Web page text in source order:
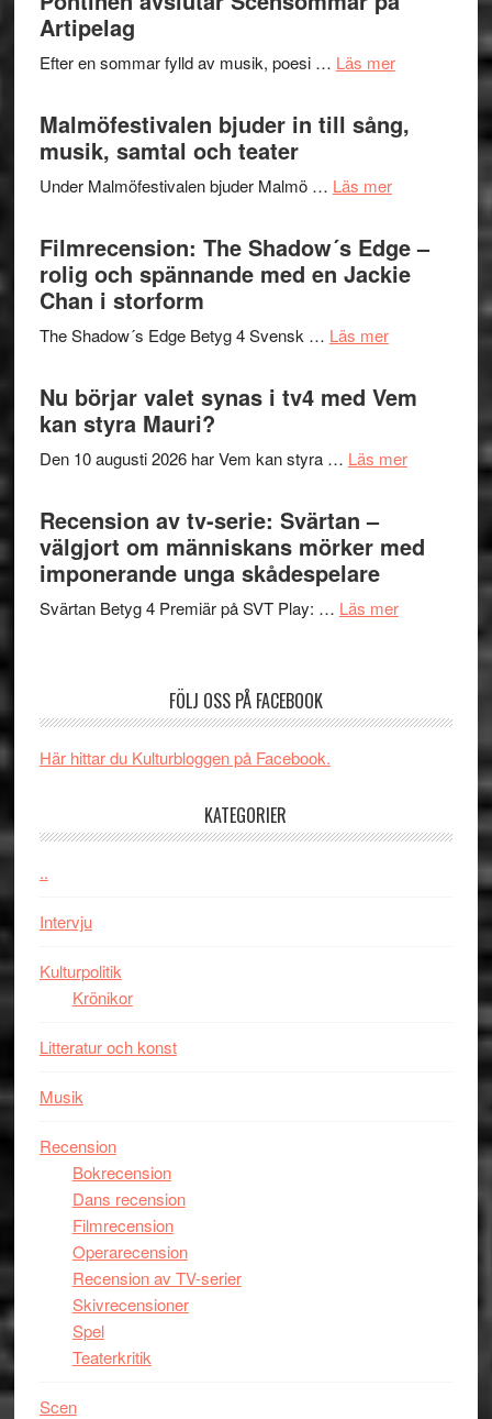
terräng
Artipelag
Efter en sommar fylld av musik, poesi … Läs merom
Hannes
Pöntinen
avslutar
Scensommar
Malmöfestivalen bjuder in till sång,
musik, samtal och teater
Under Malmöfestivalen bjuder Malmö … Läs merom
in
till
och
Filmrecension: The Shadow´s Edge –
rolig och spännande med en Jackie
Chan i storform
The Shadow´s Edge Betyg 4 Svensk … Läs merom
Shadow
Edge
och
en
storform
Nu börjar valet synas i tv4 med Vem
kan styra Mauri?
Den 10 augusti 2026 har Vem kan styra … Läs merom
valet
synas
styra
Recension av tv-serie: Svärtan –
välgjort om människans mörker med
imponerande unga skådespelare
Svärtan Betyg 4 Premiär på SVT Play: … Läs merom
människans
FÖLJ OSS PÅ FACEBOOK
Här hittar du Kulturbloggen på Facebook.
KATEGORIER
..
Intervju
Kulturpolitik
Krönikor
Litteratur och konst
Musik
Recension
Bokrecension
Dans recension
Filmrecension
Operarecension
Recension av TV-serier
Skivrecensioner
Spel
Teaterkritik
Scen